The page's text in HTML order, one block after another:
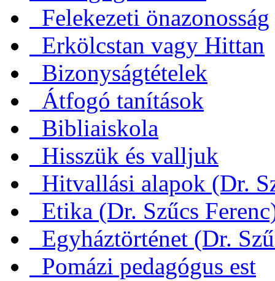
Felekezeti önazonosság
Erkölcstan vagy Hittan
Bizonyságtételek
Átfogó tanítások
Bibliaiskola
Hisszük és valljuk
Hitvallási alapok (Dr.
Etika (Dr. Szűcs
Egyháztörténet (Dr.
Pomázi pedagógus est